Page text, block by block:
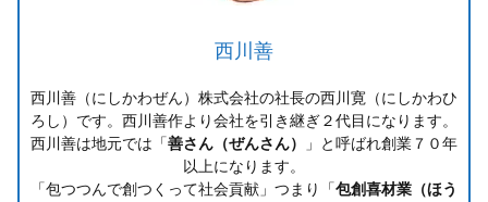
西川善
西川善（にしかわぜん）株式会社の社長の西川寛（にしかわひ
ろし）です。西川善作より会社を引き継ぎ２代目になります。
西川善は地元では「善さん（ぜんさん）
」と呼ばれ創業７０年
以上になります。
「包つつんで創つくって社会貢献」つまり「包創喜材業（ほう